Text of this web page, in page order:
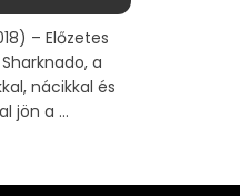
– Előzetes
a
nácikkal és
jön a ...